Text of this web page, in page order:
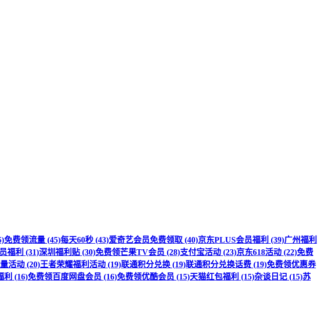
免费领流量 (45)每天60秒 (43)爱奇艺会员免费领取 (40)京东PLUS会员福利 (39)广州福利
福利 (31)深圳福利贴 (30)免费领芒果TV会员 (28)支付宝活动 (23)京东618活动 (22)免费
活动 (20)王者荣耀福利活动 (19)联通积分兑换 (19)联通积分兑换话费 (19)免费领优惠券
利 (16)免费领百度网盘会员 (16)免费领优酷会员 (15)天猫红包福利 (15)杂谈日记 (15)苏